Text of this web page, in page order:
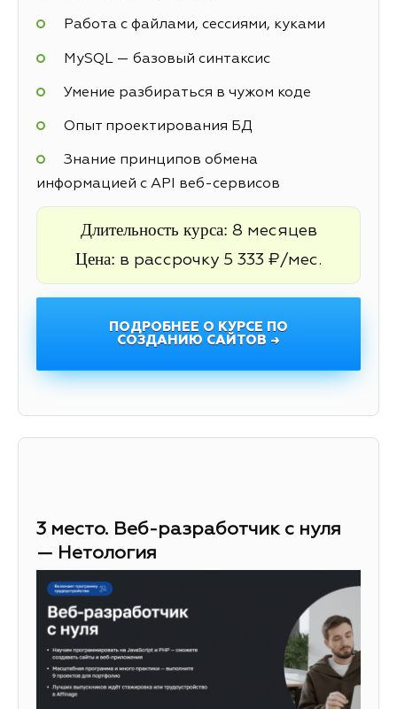
Работа с файлами, сессиями, куками
MySQL — базовый синтаксис
Умение разбираться в чужом коде
Опыт проектирования БД
Знание принципов обмена
информацией с API веб-сервисов
Длительность курса: 8 месяцев
Цена: в рассрочку 5 333 ₽/мес.
ПОДРОБНЕЕ О КУРСЕ ПО
СОЗДАНИЮ САЙТОВ →
3 место. Веб-разработчик с нуля
— Нетология